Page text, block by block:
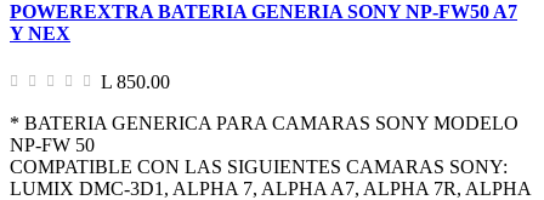
POWEREXTRA BATERIA GENERIA SONY NP-FW50 A7
Y NEX
L 850.00
* BATERIA GENERICA PARA CAMARAS SONY MODELO
NP-FW 50
COMPATIBLE CON LAS SIGUIENTES CAMARAS SONY:
LUMIX DMC-3D1, ALPHA 7, ALPHA A7, ALPHA 7R, ALPHA